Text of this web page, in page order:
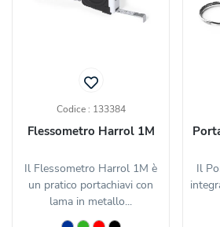
Codice : 133384
Flessometro Harrol 1M
Il Flessometro Harrol 1M è
un pratico portachiavi con
lama in metallo...
Il